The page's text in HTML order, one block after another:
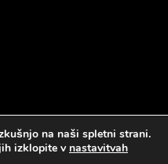
na naši spletni strani.
izklopite v nastavitvah